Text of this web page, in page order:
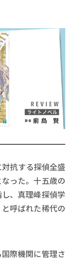
抗する探偵全盛
った。十五歳の
、真理峰探偵学
呼ばれた稀代の
際機関に管理さ